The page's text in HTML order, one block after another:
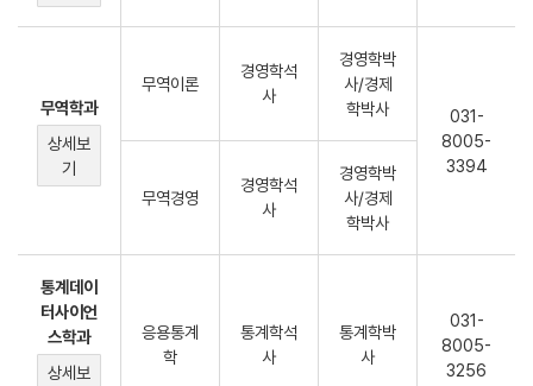
무역학과
상세보
기
무역이론
경영학석
사
경영학박
사/경제
학박사
031-
8005-
3394
무역경영
경영학석
사
경영학박
사/경제
학박사
통계데이
터사이언
스학과
상세보
응용통계
학
통계학석
사
통계학박
사
031-
8005-
3256